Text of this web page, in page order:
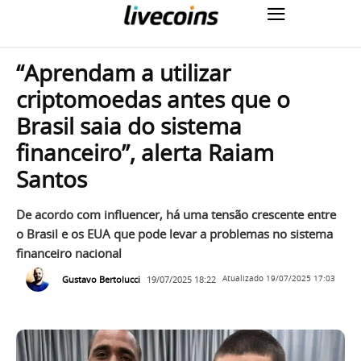
“Aprendam a utilizar
criptomoedas antes que o
Brasil saia do sistema
financeiro”, alerta Raiam
Santos
De acordo com influencer, há uma tensão crescente entre
o Brasil e os EUA que pode levar a problemas no sistema
financeiro nacional
Gustavo Bertolucci 19/07/2025 18:22 Atualizado 19/07/2025 17:03